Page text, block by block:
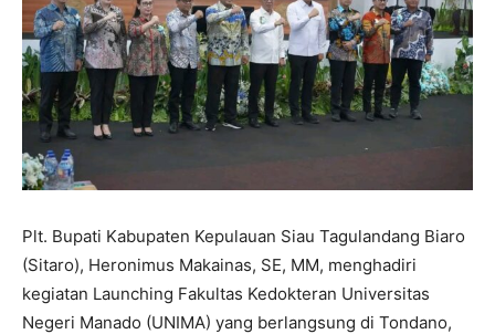
Plt. Bupati Kabupaten Kepulauan Siau Tagulandang Biaro
(Sitaro), Heronimus Makainas, SE, MM, menghadiri
kegiatan Launching Fakultas Kedokteran Universitas
Negeri Manado (UNIMA) yang berlangsung di Tondano,